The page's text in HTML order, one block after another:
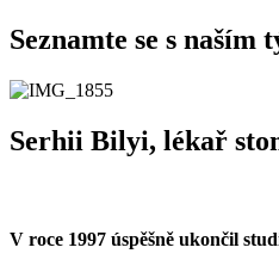
Seznamte se s naším
Serhii Bilyi, lékař
V roce 1997 úspěšně ukončil